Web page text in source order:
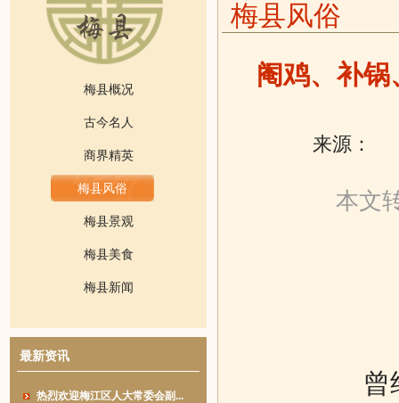
梅县概况
古今名人
商界精英
梅县风俗
梅县景观
梅县美食
梅县新闻
最新资讯
热烈欢迎梅江区人大常委会副...
梅县风俗
阉鸡、补
来源：
本文
曾